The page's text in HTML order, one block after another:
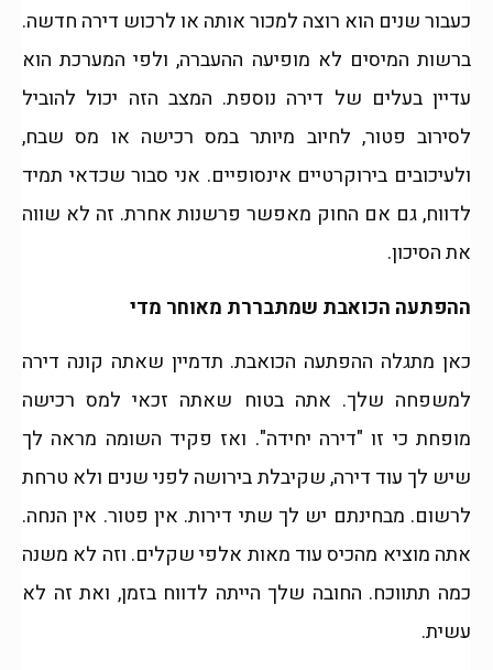
כעבור שנים הוא רוצה למכור אותה או לרכוש דירה חדשה.
ברשות המיסים לא מופיעה ההעברה, ולפי המערכת הוא
עדיין בעלים של דירה נוספת. המצב הזה יכול להוביל
לסירוב פטור, לחיוב מיותר במס רכישה או מס שבח,
ולעיכובים בירוקרטיים אינסופיים. אני סבור שכדאי תמיד
לדווח, גם אם החוק מאפשר פרשנות אחרת. זה לא שווה
את הסיכון.
ההפתעה הכואבת שמתבררת מאוחר מדי
כאן מתגלה ההפתעה הכואבת. תדמיין שאתה קונה דירה
למשפחה שלך. אתה בטוח שאתה זכאי למס רכישה
מופחת כי זו "דירה יחידה". ואז פקיד השומה מראה לך
שיש לך עוד דירה, שקיבלת בירושה לפני שנים ולא טרחת
לרשום. מבחינתם יש לך שתי דירות. אין פטור. אין הנחה.
אתה מוציא מהכיס עוד מאות אלפי שקלים. וזה לא משנה
כמה תתווכח. החובה שלך הייתה לדווח בזמן, ואת זה לא
עשית.